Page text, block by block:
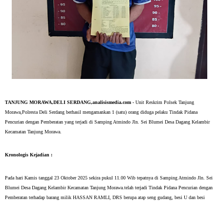
TANJUNG MORAWA,DELI SERDANG,analisismedia.com - Unit Reskrim Polsek Tanjung
Morawa,Polresta Deli Serdang berhasil mengamankan 1 (satu) orang diduga pelaku Tindak Pidana
Pencurian dengan Pemberatan yang terjadi di Samping Atmindo Jln. Sei Blumei Desa Dagang Kelambir
Kecamatan Tanjung Morawa.
Kronologis Kejadian :
Pada hari Kamis tanggal 23 Oktober 2025 sekira pukul 11.00 Wib tepatnya di Samping Atmindo Jln. Sei
Blumei Desa Dagang Kelambir Kecamatan Tanjung Morawa.telah terjadi Tindak Pidana Pencurian dengan
Pemberatan terhadap barang milik HASSAN RAMLI, DRS berupa atap seng gudang, besi U dan besi